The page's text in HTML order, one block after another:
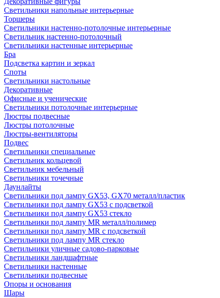
Светильники напольные интерьерные
Торшеры
Светильники настенно-потолочные интерьерные
Светильник настенно-потолочный
Светильники настенные интерьерные
Бра
Подсветка картин и зеркал
Споты
Светильники настольные
Декоративные
Офисные и ученические
Светильники потолочные интерьерные
Люстры подвесные
Люстры потолочные
Люстры-вентиляторы
Подвес
Светильники специальные
Светильник кольцевой
Светильник мебельный
Светильники точечные
Даунлайты
Светильники под лампу GX53, GX70 металл/пластик
Светильники под лампу GX53 с подсветкой
Светильники под лампу GX53 стекло
Светильники под лампу MR металл/полимер
Светильники под лампу MR с подсветкой
Светильники под лампу MR стекло
Светильники уличные садово-парковые
Светильники ландшафтные
Светильники настенные
Светильники подвесные
Опоры и основания
Шары